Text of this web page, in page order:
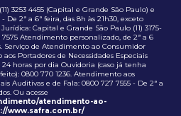
3253 4455 (Capital e Grande São Paulo) e
De 2ª a 6ª feira, das 8h às 21h30, exceto
Capital e Grande São Paulo (11) 3175-
7575 Atendimento personalizado, de 2ª a 6
Serviço de Atendimento ao Consumidor
Portadores de Necessidades Especiais
24 horas por dia Ouvidoria (caso já tenha
0800 770 1236. Atendimento aos
Auditivas e de Fala: 0800 727 7555 - De 2ª a
Ou acesse
atendimento-ao-
www.safra.com.br/